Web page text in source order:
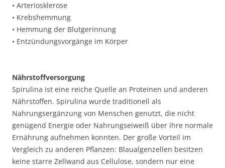
• Arteriosklerose
• Krebshemmung
• Hemmung der Blutgerinnung
• Entzündungsvorgänge im Körper
Nährstoffversorgung
Spirulina ist eine reiche Quelle an Proteinen und anderen
Nährstoffen. Spirulina wurde traditionell als
Nahrungsergänzung von Menschen genutzt, die nicht
genügend Energie oder Nahrungseiweiß über ihre normale
Ernährung aufnehmen konnten. Der große Vorteil im
Vergleich zu anderen Pflanzen: Blaualgenzellen besitzen
keine starre Zellwand aus Cellulose, sondern nur eine